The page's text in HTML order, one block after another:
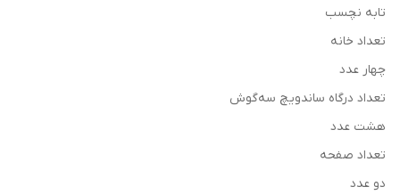
تابه نچسب
تعداد خانه
چهار عدد
تعداد درگاه ساندویچ‌ سه‌گوش
هشت عدد
تعداد صفحه
دو عدد